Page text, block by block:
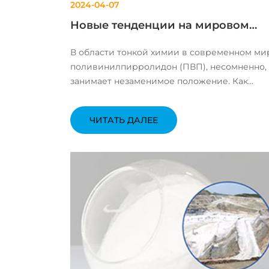
2024-04-07
Новые тенденции на мировом
(ПВП)
В области тонкой химии в современном
поливинилпирролидон (ПВП), несомненно,
занимает незаменимое положение. Как
соединение, ПВП широко используется во
многих областях, таких как медицина,
промышленность, с...
ЧИТАТЬ ДАЛЕЕ